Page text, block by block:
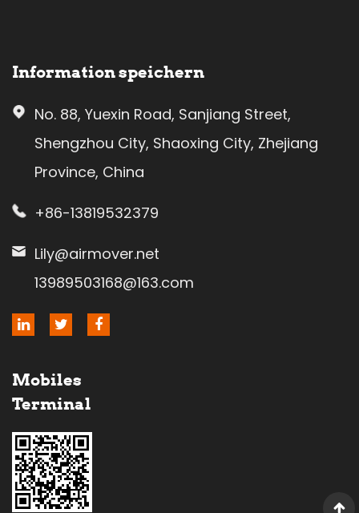
Information speichern
No. 88, Yuexin Road, Sanjiang Street,
Shengzhou City, Shaoxing City, Zhejiang
Province, China
+86-13819532379
Lily@airmover.net
13989503168@163.com
Mobiles
Terminal